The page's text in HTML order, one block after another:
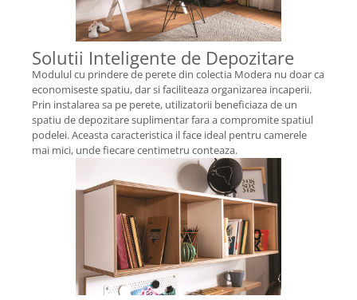
Solutii Inteligente de Depozitare
Modulul cu prindere de perete din colectia Modera nu doar ca
economiseste spatiu, dar si faciliteaza organizarea incaperii.
Prin instalarea sa pe perete, utilizatorii beneficiaza de un
spatiu de depozitare suplimentar fara a compromite spatiul
podelei. Aceasta caracteristica il face ideal pentru camerele
mai mici, unde fiecare centimetru conteaza.